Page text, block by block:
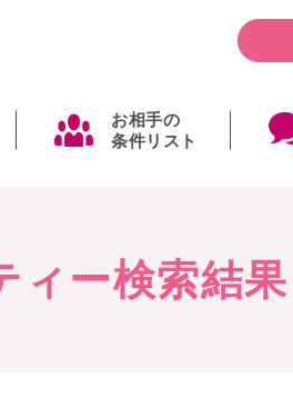
お相手の
条件リスト
ィー検索結果